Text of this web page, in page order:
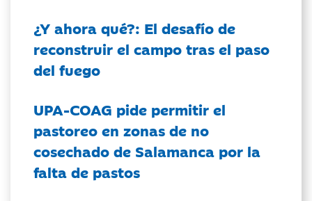
¿Y ahora qué?: El desafío de
reconstruir el campo tras el paso
del fuego
UPA-COAG pide permitir el
pastoreo en zonas de no
cosechado de Salamanca por la
falta de pastos